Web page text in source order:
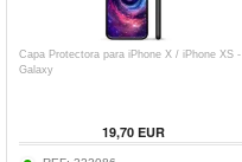
Capa Protectora para iPhone X / iPhone XS -
Galaxy
19,70EUR